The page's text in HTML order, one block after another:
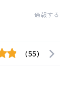
通報する
(55)